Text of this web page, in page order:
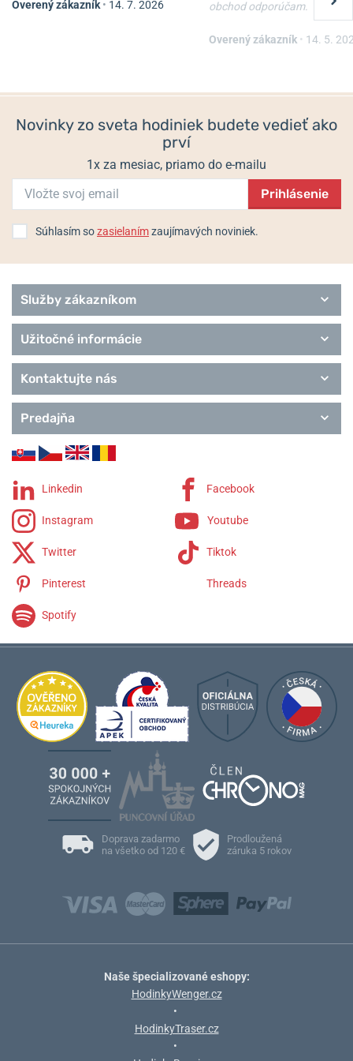
DAVOSA Swiss, Bohle GmbH, Bunsenstraße
1a, 32052 Herford, Nemecko / info@davosa.com
Diva
Executive
Pilot
Urbane
Remienky Davosa
Davosa Classic Ladies
Davosa Classic Ladies
Overený zákazník • 14. 7. 2026
obchod odporúčam.
Overený zákazník • 14. 5.
Novinky zo sveta hodiniek budete vedieť ako
prví
1x za mesiac, priamo do e-mailu
Prihlásenie
Súhlasím sozasielanímzaujímavých noviniek.
Služby zákazníkom
Užitočné informácie
Kontaktujte nás
Predajňa
Linkedin Facebook
Instagram Youtube
Twitter Tiktok
Pinterest Threads
Spotify
Doprava zadarmo
na všetko od 120 €
Prodloužená
záruka 5 rokov
Naše špecializované eshopy:
HodinkyWenger.cz
•
HodinkyTraser.cz
•